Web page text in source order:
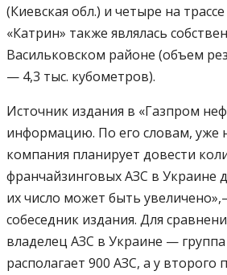
(Киевская обл.) и четыре на
«Катрин» также являлась
Васильковском районе (объем
— 4,3 тыс. кубометров).
Источник издания в «Газпром
информацию. По его словам, уже
компания планирует довести
франчайзинговых АЗС в Украине
их число может быть
собеседник издания. Для
владелец АЗС в Украине —
располагает 900 АЗС, а у второго